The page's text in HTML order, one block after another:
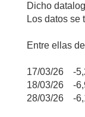
Dicho
Los datos se
Entre ellas
17/03/26 -
18/03/26 -
28/03/26 -